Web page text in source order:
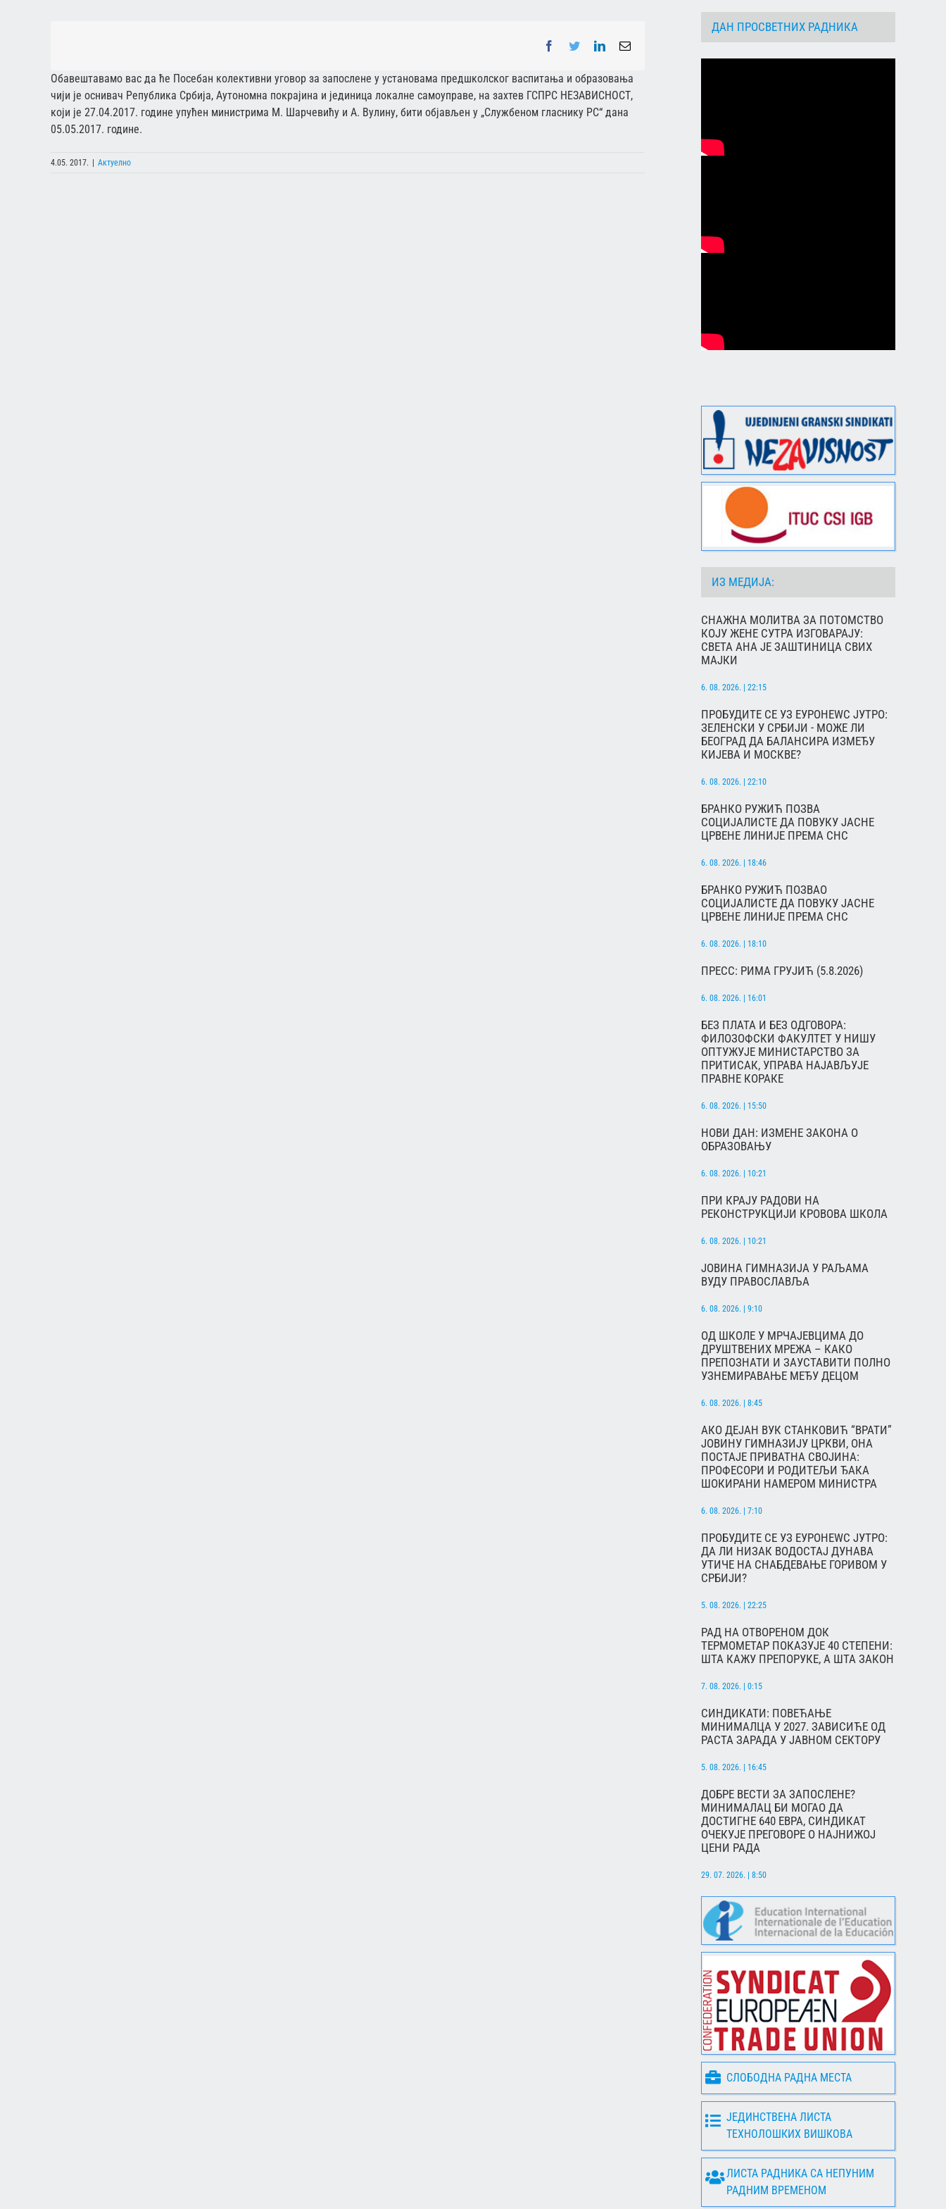
Facebook
TwitterLinkedInEmail
Обавештавамо вас да ће Посебан колективни уговор за запослене у установама предшколског васпитања и образовања
чији је оснивач Република Србија, Аутономна покрајина и јединица локалне самоуправе, на захтев ГСПРС НЕЗАВИСНОСТ,
који је 27.04.2017. године упућен министрима М. Шарчевићу и А. Вулину, бити објављен у „Службеном гласнику РС“ дана
05.05.2017. године.
4.05. 2017. Актуелно
ДАН ПРОСВЕТНИХ РАДНИКА
ИЗ МЕДИЈА:
СНАЖНА МОЛИТВА ЗА ПОТОМСТВО
КОЈУ ЖЕНЕ СУТРА ИЗГОВАРАЈУ:
СВЕТА АНА ЈЕ ЗАШТИНИЦА СВИХ
МАЈКИ
6. 08. 2026. | 22:15
ПРОБУДИТЕ СЕ УЗ ЕУРОНЕWС ЈУТРО:
ЗЕЛЕНСКИ У СРБИЈИ - МОЖЕ ЛИ
БЕОГРАД ДА БАЛАНСИРА ИЗМЕЂУ
КИЈЕВА И МОСКВЕ?
6. 08. 2026. | 22:10
БРАНКО РУЖИЋ ПОЗВА
СОЦИЈАЛИСТЕ ДА ПОВУКУ ЈАСНЕ
ЦРВЕНЕ ЛИНИЈЕ ПРЕМА СНС
6. 08. 2026. | 18:46
БРАНКО РУЖИЋ ПОЗВАО
СОЦИЈАЛИСТЕ ДА ПОВУКУ ЈАСНЕ
ЦРВЕНЕ ЛИНИЈЕ ПРЕМА СНС
6. 08. 2026. | 18:10
ПРЕСС: РИМА ГРУЈИЋ (5.8.2026)
6. 08. 2026. | 16:01
БЕЗ ПЛАТА И БЕЗ ОДГОВОРА:
ФИЛОЗОФСКИ ФАКУЛТЕТ У НИШУ
ОПТУЖУЈЕ МИНИСТАРСТВО ЗА
ПРИТИСАК, УПРАВА НАЈАВЉУЈЕ
ПРАВНЕ КОРАКЕ
6. 08. 2026. | 15:50
НОВИ ДАН: ИЗМЕНЕ ЗАКОНА О
ОБРАЗОВАЊУ
6. 08. 2026. | 10:21
ПРИ КРАЈУ РАДОВИ НА
РЕКОНСТРУКЦИЈИ КРОВОВА ШКОЛА
6. 08. 2026. | 10:21
ЈОВИНА ГИМНАЗИЈА У РАЉАМА
ВУДУ ПРАВОСЛАВЉА
6. 08. 2026. | 9:10
ОД ШКОЛЕ У МРЧАЈЕВЦИМА ДО
ДРУШТВЕНИХ МРЕЖА – КАКО
ПРЕПОЗНАТИ И ЗАУСТАВИТИ ПОЛНО
УЗНЕМИРАВАЊЕ МЕЂУ ДЕЦОМ
6. 08. 2026. | 8:45
АКО ДЕЈАН ВУК СТАНКОВИЋ “ВРАТИ”
ЈОВИНУ ГИМНАЗИЈУ ЦРКВИ, ОНА
ПОСТАЈЕ ПРИВАТНА СВОЈИНА:
ПРОФЕСОРИ И РОДИТЕЉИ ЂАКА
ШОКИРАНИ НАМЕРОМ МИНИСТРА
6. 08. 2026. | 7:10
ПРОБУДИТЕ СЕ УЗ ЕУРОНЕWС ЈУТРО:
ДА ЛИ НИЗАК ВОДОСТАЈ ДУНАВА
УТИЧЕ НА СНАБДЕВАЊЕ ГОРИВОМ У
СРБИЈИ?
5. 08. 2026. | 22:25
РАД НА ОТВОРЕНОМ ДОК
ТЕРМОМЕТАР ПОКАЗУЈЕ 40 СТЕПЕНИ:
ШТА КАЖУ ПРЕПОРУКЕ, А ШТА ЗАКОН
7. 08. 2026. | 0:15
СИНДИКАТИ: ПОВЕЋАЊЕ
МИНИМАЛЦА У 2027. ЗАВИСИЋЕ ОД
РАСТА ЗАРАДА У ЈАВНОМ СЕКТОРУ
5. 08. 2026. | 16:45
ДОБРЕ ВЕСТИ ЗА ЗАПОСЛЕНЕ?
МИНИМАЛАЦ БИ МОГАО ДА
ДОСТИГНЕ 640 ЕВРА, СИНДИКАТ
ОЧЕКУЈЕ ПРЕГОВОРЕ О НАЈНИЖОЈ
ЦЕНИ РАДА
29. 07. 2026. | 8:50
СЛОБОДНА РАДНА МЕСТА
ЈЕДИНСТВЕНА ЛИСТА
ТЕХНОЛОШКИХ ВИШКОВА
ЛИСТА РАДНИКА СА НЕПУНИМ
РАДНИМ ВРЕМЕНОМ